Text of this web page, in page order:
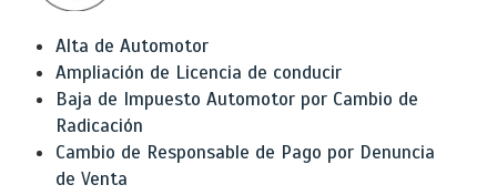
Alta de Automotor
Ampliación de Licencia de conducir
Baja de Impuesto Automotor por Cambio de
Radicación
Cambio de Responsable de Pago por Denuncia
de Venta